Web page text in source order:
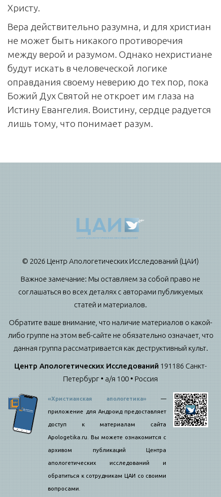
Христу.
Вера действительно разумна, и для христиан
не может быть никакого противоречия
между верой и разумом. Однако нехристиане
будут искать в человеческой логике
оправдания своему неверию до тех пор, пока
Божий Дух Святой не откроет им глаза на
Истину Евангелия. Воистину, сердце радуется
лишь тому, что понимает разум.
© 2026 Центр Апологетических Исследований (ЦАИ)
Важное замечание: Мы оставляем за собой право не
соглашаться во всех деталях с авторами публикуемых
статей и материалов.
Обратите ваше внимание, что наличие материалов о какой-
либо группе на этом веб-сайте не обязательно означает, что
данная группа рассматривается как деструктивный культ.
Центр Апологетических Исследований 191186 Санкт-
Петербург • а/я 100 • Россия
«Христианская апологетика»—
приложение для Андроид предоставляет
доступ к материалам сайта
Apologetika.ru. Вы можете ознакомится с
архивом публикаций Центра
апологетических исследований и
обратиться к сотрудникам ЦАИ со своими
вопросами.